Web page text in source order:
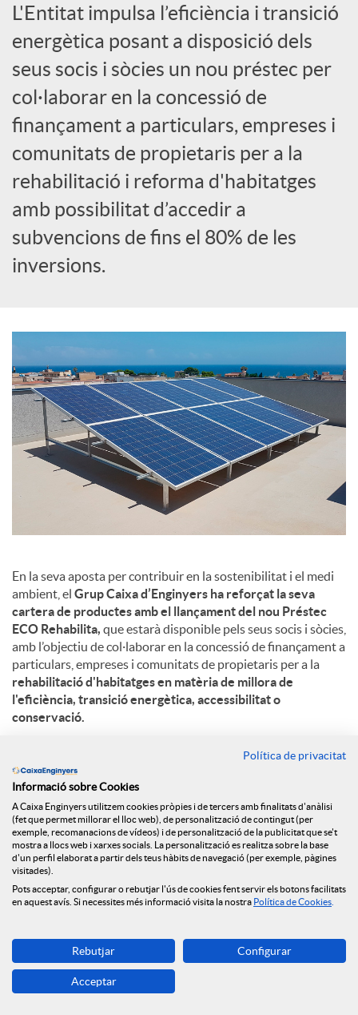
c
i
a
l
s
L'Entitat impulsa l’eficiència i transició
energètica posant a disposició dels
seus socis i sòcies un nou préstec per
col·laborar en la concessió de
finançament a particulars, empreses i
comunitats de propietaris per a la
rehabilitació i reforma d'habitatges
amb possibilitat d’accedir a
subvencions de fins el 80% de les
inversions.
En la seva aposta per contribuir en la sostenibilitat i el medi
ambient, el Grup Caixa d’Enginyers ha reforçat la seva
cartera de productes amb el llançament del nou Préstec
ECO Rehabilita, que estarà disponible pels seus socis i sòcies,
amb l’objectiu de col·laborar en la concessió de finançament a
particulars, empreses i comunitats de propietaris per a la
rehabilitació d'habitatges en matèria de millora de
l'eficiència, transició energètica, accessibilitat o
conservació.
L'arribada dels fons Next Generation per a la rehabilitació
energètica dels edificis residencials i l’acord amb la
Generalitat de Catalunya i Caixa d’Enginyers entre d’altres
entitats financeres, suposa una oportunitat òptima per
aconseguir que els habitatges siguin més sostenibles.
Aquests fonsdestinaran concretament un total de 480
milions d’euros a Catalunya,per tal de millorar barris, edificis
i habitatges, com també per a la creació d’oficines de
rehabilitació. Tenen un potencial d’uns 25.000 habitatges/any
i 75.000 en total.
En aquest sentit, elPréstec ECO Rehabilitapermet invertir
en la reducció del consum d’energia no renovable i millorar el
rendiment de les instal·lacions. Els beneficis energètics,
ambientals, econòmics, socials i saludables que implica
Política de privacitat
Informació sobre Cookies
A Caixa Enginyers utilitzem cookies pròpies i de tercers amb finalitats d'anàlisi
(fet que permet millorar el lloc web), de personalització de contingut (per
exemple, recomanacions de vídeos) i de personalització de la publicitat que se't
mostra a llocs web i xarxes socials. La personalització es realitza sobre la base
d'un perfil elaborat a partir dels teus hàbits de navegació (per exemple, pàgines
visitades).
Pots acceptar, configurar o rebutjar l'ús de cookies fent servir els botons facilitats
en aquest avís. Si necessites més informació visita la nostra Política de Cookies
Rebutjar Configurar
Acceptar